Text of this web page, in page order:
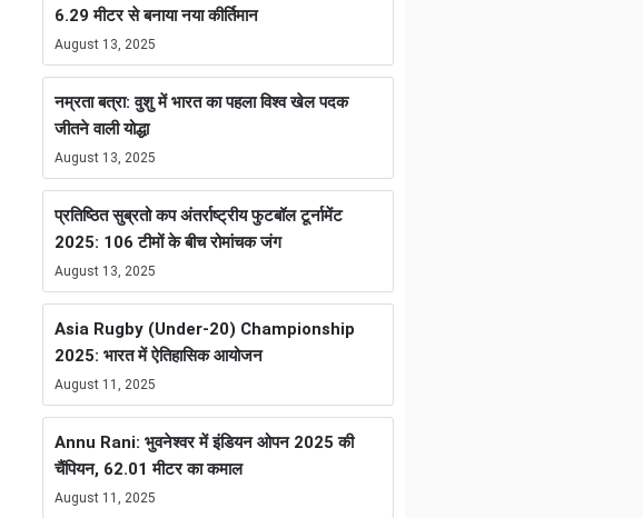
6.29 मीटर से बनाया नया कीर्तिमान
August 13, 2025
नम्रता बत्रा: वुशु में भारत का पहला विश्व खेल पदक
जीतने वाली योद्धा
August 13, 2025
प्रतिष्ठित सुब्रतो कप अंतर्राष्ट्रीय फुटबॉल टूर्नामेंट
2025: 106 टीमों के बीच रोमांचक जंग
August 13, 2025
Asia Rugby (Under-20) Championship
2025: भारत में ऐतिहासिक आयोजन
August 11, 2025
Annu Rani: भुवनेश्वर में इंडियन ओपन 2025 की
चैंपियन, 62.01 मीटर का कमाल
August 11, 2025